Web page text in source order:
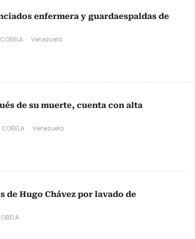
enfermera y guardaespaldas de
Venezuela
de su muerte, cuenta con alta
COBELA Venezuela
de Hugo Chávez por lavado de